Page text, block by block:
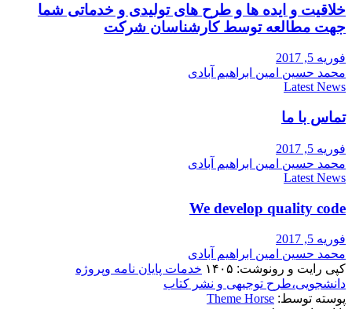
خلاقیت و ایده ها و طرح های تولیدی و خدماتی شما
جهت مطالعه توسط کارشناسان شرکت
فوریه 5, 2017
محمد حسین امین ابراهیم آبادی
Latest News
تماس با ما
فوریه 5, 2017
محمد حسین امین ابراهیم آبادی
Latest News
We develop quality code
فوریه 5, 2017
محمد حسین امین ابراهیم آبادی
کپی رایت و رونوشت: ۱۴۰۵
خدمات پایان نامه وپروژه
دانشجویی،طرح توجیهی و نشر کتاب
پوسته توسط: Theme Horse